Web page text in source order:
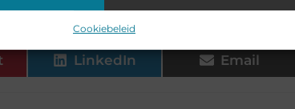
Cookiebeleid
LinkedIn Email